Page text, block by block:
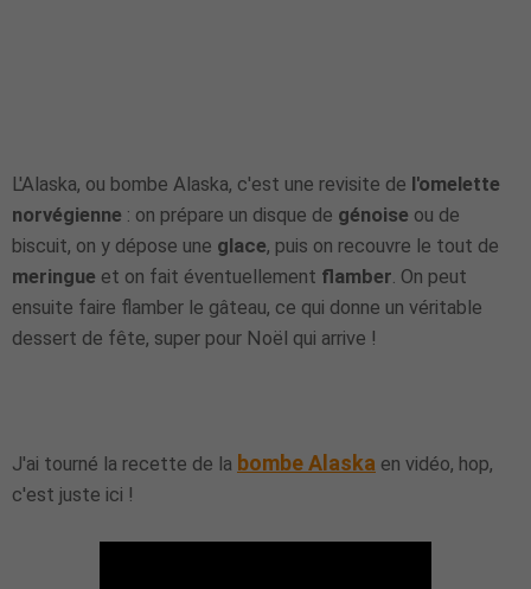
L'Alaska, ou bombe Alaska, c'est une revisite de l'omelette
norvégienne : on prépare un disque de génoise ou de
biscuit, on y dépose une glace, puis on recouvre le tout de
meringue et on fait éventuellement flamber . On peut
ensuite faire flamber le gâteau, ce qui donne un véritable
dessert de fête, super pour Noël qui arrive !
J'ai tourné la recette de la bombe Alaska en vidéo, hop,
c'est juste ici !